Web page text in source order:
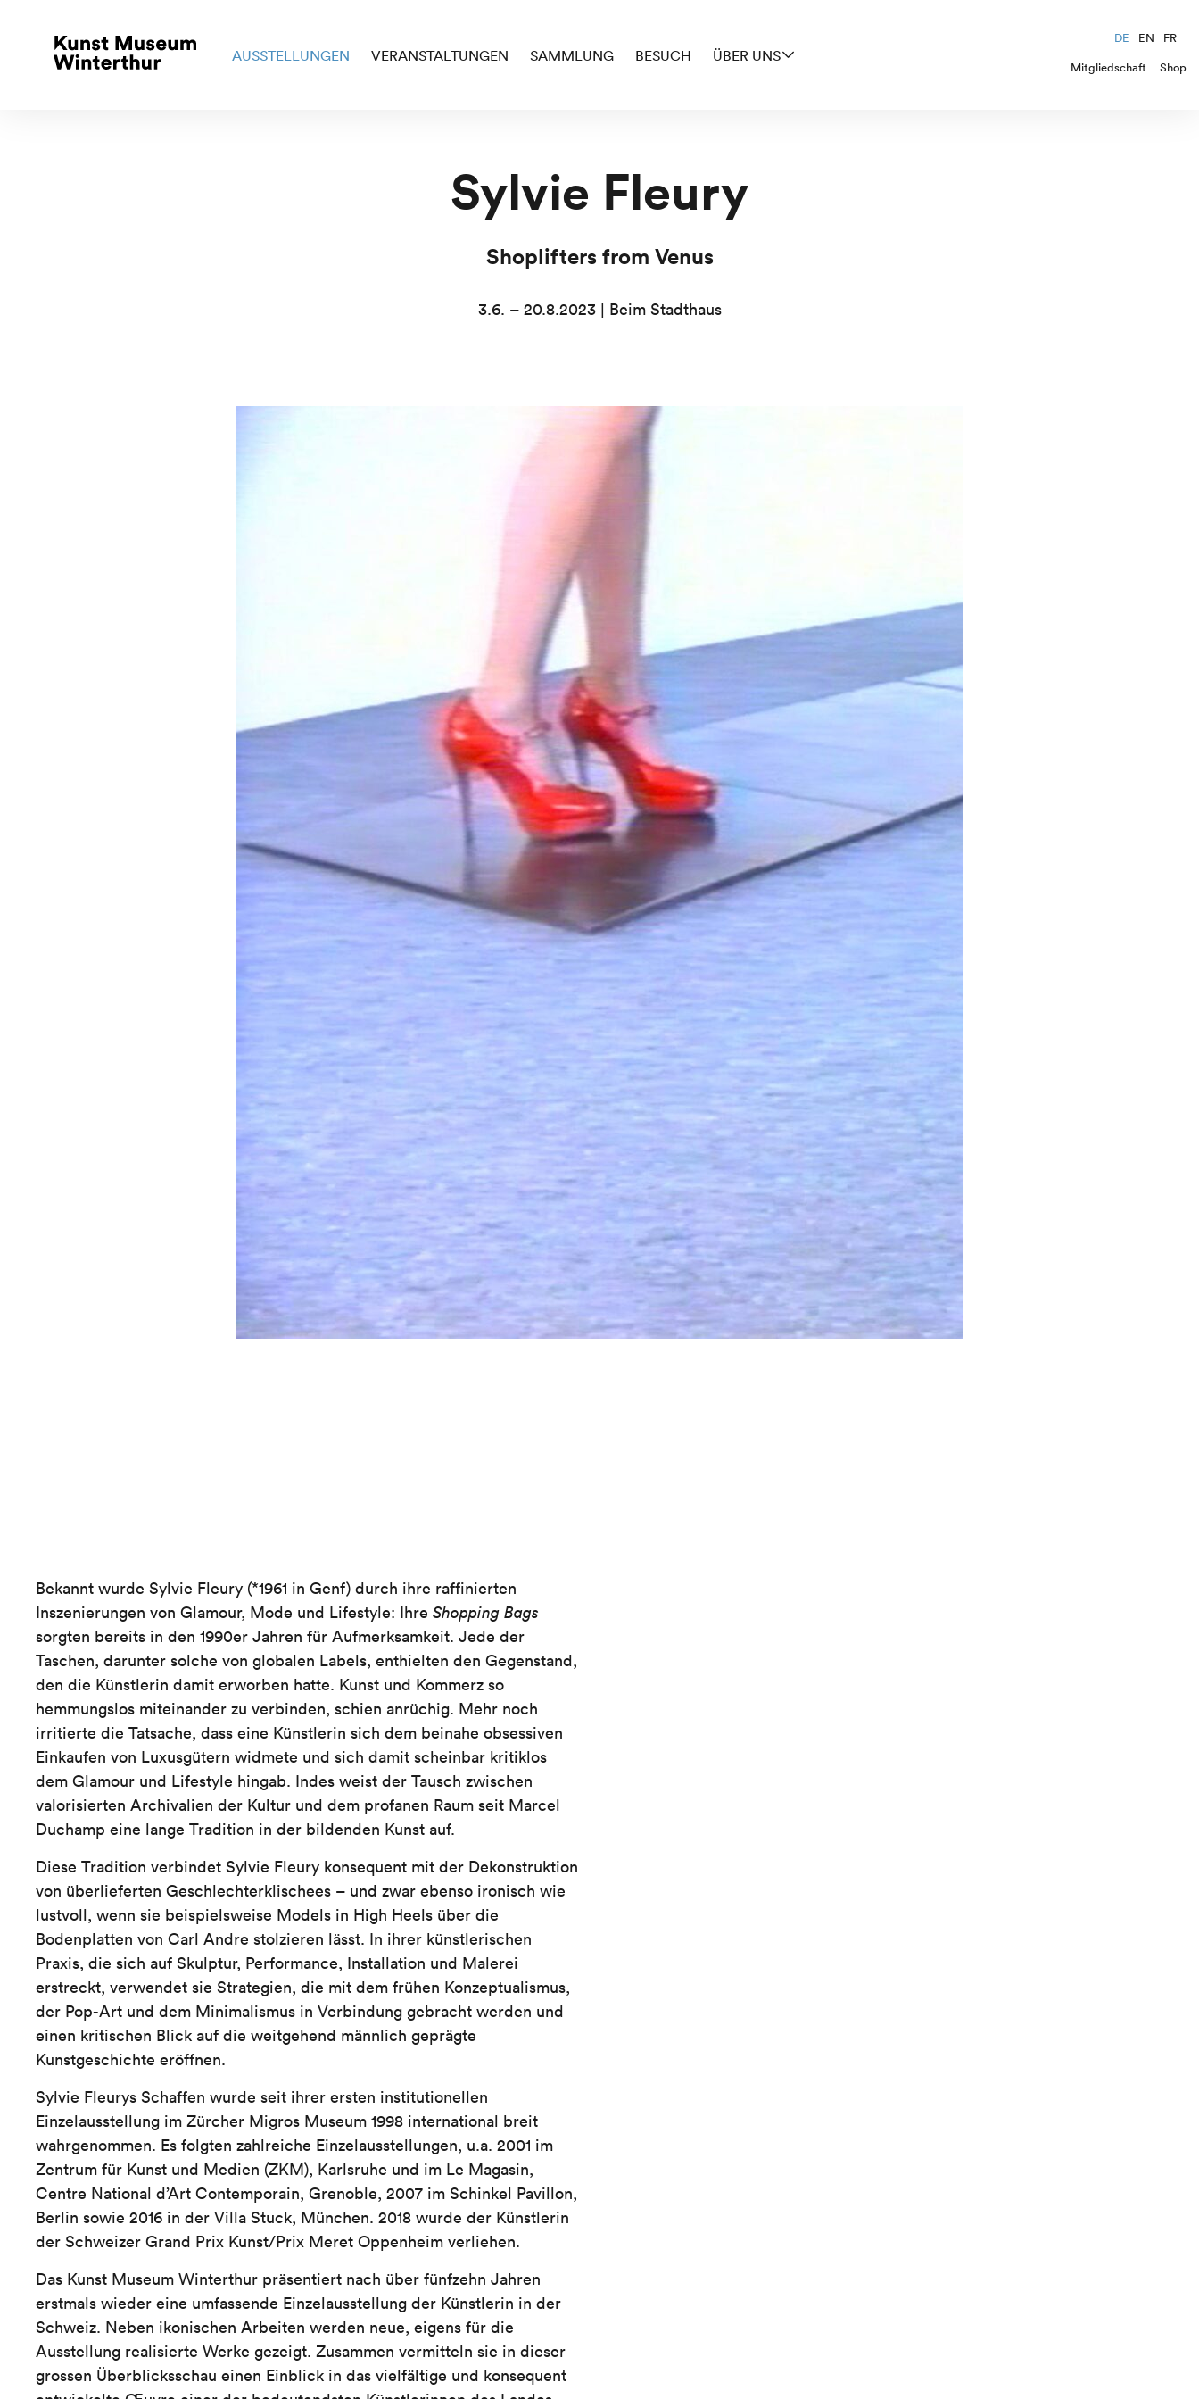
AUSSTELLUNGEN VERANSTALTUNGEN SAMMLUNG BESUCH ÜBER UNS
DE EN
FR
Mitgliedschaft
Shop
Sylvie Fleury
Shoplifters from Venus
3.6. – 20.8.2023 | Beim Stadthaus
Bekannt wurde Sylvie Fleury (*1961 in Genf) durch ihre raffinierten
Inszenierungen von Glamour, Mode und Lifestyle: Ihre Shopping Bags
sorgten bereits in den 1990er Jahren für Aufmerksamkeit. Jede der
Taschen, darunter solche von globalen Labels, enthielten den Gegenstand,
den die Künstlerin damit erworben hatte. Kunst und Kommerz so
hemmungslos miteinander zu verbinden, schien anrüchig. Mehr noch
irritierte die Tatsache, dass eine Künstlerin sich dem beinahe obsessiven
Einkaufen von Luxusgütern widmete und sich damit scheinbar kritiklos
dem Glamour und Lifestyle hingab. Indes weist der Tausch zwischen
valorisierten Archivalien der Kultur und dem profanen Raum seit Marcel
Duchamp eine lange Tradition in der bildenden Kunst auf.
Diese Tradition verbindet Sylvie Fleury konsequent mit der Dekonstruktion
von überlieferten Geschlechterklischees – und zwar ebenso ironisch wie
lustvoll, wenn sie beispielsweise Models in High Heels über die
Bodenplatten von Carl Andre stolzieren lässt. In ihrer künstlerischen
Praxis, die sich auf Skulptur, Performance, Installation und Malerei
erstreckt, verwendet sie Strategien, die mit dem frühen Konzeptualismus,
der Pop-Art und dem Minimalismus in Verbindung gebracht werden und
einen kritischen Blick auf die weitgehend männlich geprägte
Kunstgeschichte eröffnen.
Sylvie Fleurys Schaffen wurde seit ihrer ersten institutionellen
Einzelausstellung im Zürcher Migros Museum 1998 international breit
wahrgenommen. Es folgten zahlreiche Einzelausstellungen, u.a. 2001 im
Zentrum für Kunst und Medien (ZKM), Karlsruhe und im Le Magasin,
Centre National d’Art Contemporain, Grenoble, 2007 im Schinkel Pavillon,
Berlin sowie 2016 in der Villa Stuck, München. 2018 wurde der Künstlerin
der Schweizer Grand Prix Kunst/Prix Meret Oppenheim verliehen.
Das Kunst Museum Winterthur präsentiert nach über fünfzehn Jahren
erstmals wieder eine umfassende Einzelausstellung der Künstlerin in der
Schweiz. Neben ikonischen Arbeiten werden neue, eigens für die
Ausstellung realisierte Werke gezeigt. Zusammen vermitteln sie in dieser
grossen Überblicksschau einen Einblick in das vielfältige und konsequent